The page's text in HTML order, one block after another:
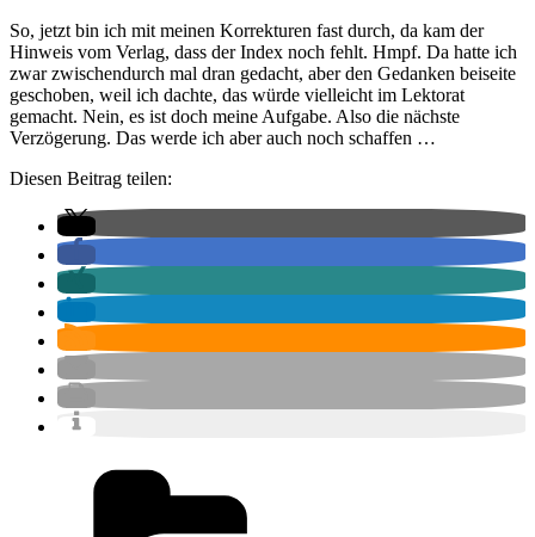
So, jetzt bin ich mit meinen Korrekturen fast durch, da kam der
Hinweis vom Verlag, dass der Index noch fehlt. Hmpf. Da hatte ich
zwar zwischendurch mal dran gedacht, aber den Gedanken beiseite
geschoben, weil ich dachte, das würde vielleicht im Lektorat
gemacht. Nein, es ist doch meine Aufgabe. Also die nächste
Verzögerung. Das werde ich aber auch noch schaffen …
Diesen Beitrag teilen: